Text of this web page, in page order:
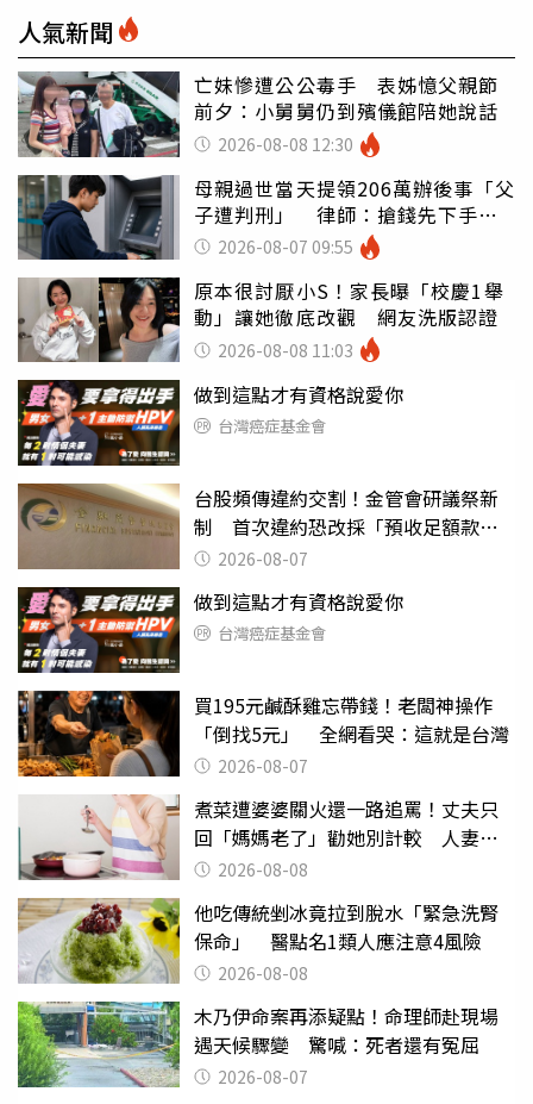
人氣新聞
亡妹慘遭公公毒手 表姊憶父親節
前夕：小舅舅仍到殯儀館陪她說話
2026-08-08 12:30
母親過世當天提領206萬辦後事「父
子遭判刑」 律師：搶錢先下手是
罪 2026-08-07 09:55
原本很討厭小S！家長曝「校慶1舉
動」讓她徹底改觀 網友洗版認證
2026-08-08 11:03
做到這點才有資格說愛你
台灣癌症基金會
台股頻傳違約交割！金管會研議祭新
制 首次違約恐改採「預收足額款
券」2026-08-07
做到這點才有資格說愛你
台灣癌症基金會
買195元鹹酥雞忘帶錢！老闆神操作
「倒找5元」 全網看哭：這就是台灣
2026-08-07
煮菜遭婆婆關火還一路追罵！丈夫只
回「媽媽老了」勸她別計較 人妻超
崩潰：我像台傭
2026-08-08
他吃傳統剉冰竟拉到脫水「緊急洗腎
保命」 醫點名1類人應注意4風險
2026-08-08
木乃伊命案再添疑點！命理師赴現場
遇天候驟變 驚喊：死者還有冤屈
2026-08-07